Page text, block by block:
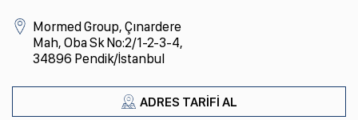
Mormed Group, Çınardere
Mah, Oba Sk No:2/1-2-3-4,
34896 Pendik/İstanbul
ADRES TARİFİ AL